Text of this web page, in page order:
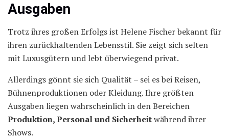
Ausgaben
Trotz ihres großen Erfolgs ist Helene Fischer bekannt für
ihren zurückhaltenden Lebensstil. Sie zeigt sich selten
mit Luxusgütern und lebt überwiegend privat.
Allerdings gönnt sie sich Qualität – sei es bei Reisen,
Bühnenproduktionen oder Kleidung. Ihre größten
Ausgaben liegen wahrscheinlich in den Bereichen
Produktion, Personal und Sicherheitwährend ihrer
Shows.